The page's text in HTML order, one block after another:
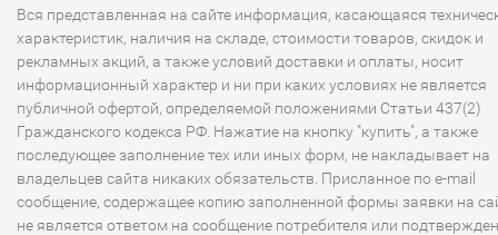
Вся представленная на сайте информация, касающаяся
характеристик, наличия на складе, стоимости товаров, скидок и
рекламных акций, а также условий доставки и оплаты, носит
информационный характер и ни при каких условиях не является
публичной офертой, определяемой положениями Статьи 437(2)
Гражданского кодекса РФ. Нажатие на кнопку "купить", а также
последующее заполнение тех или иных форм, не накладывает на
владельцев сайта никаких обязательств. Присланное по e-mail
сообщение, содержащее копию заполненной формы заявки на
не является ответом на сообщение потребителя или